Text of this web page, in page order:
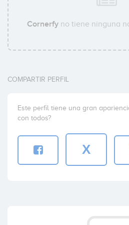
Cornerfyno tiene ninguna
COMPARTIR PERFIL
Este perfil tiene una gran
con todos?
X